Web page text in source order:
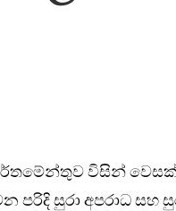
විසින්
සුරා අපරාධ සහ